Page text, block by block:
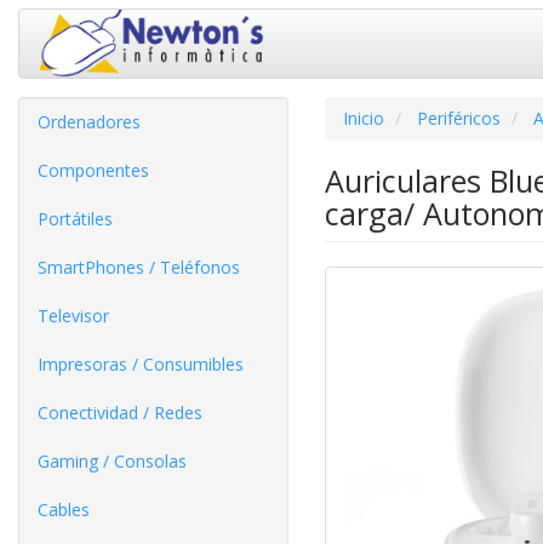
Ordenadores
Componentes
Portátiles
SmartPhones / Teléfonos
Televisor
Impresoras / Consumibles
Conectividad / Redes
Gaming / Consolas
Cables
Inicio Periféricos
Auriculares
carga/